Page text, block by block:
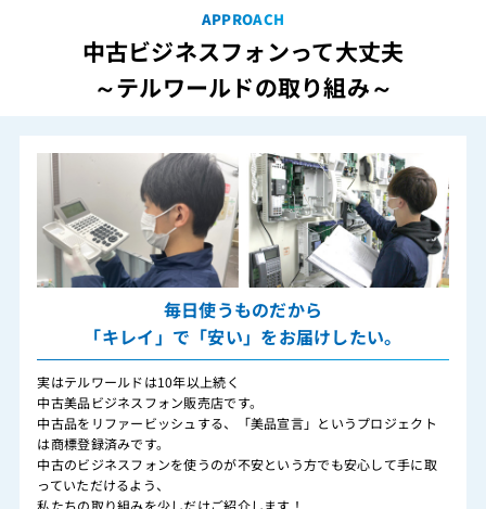
APPROACH
中古ビジネスフォンって大丈夫
～テルワールドの取り組み～
毎日使うものだから
「キレイ」で「安い」をお届けしたい。
実はテルワールドは10年以上続く
中古美品ビジネスフォン販売店です。
中古品をリファービッシュする、「美品宣言」というプロジェクト
は商標登録済みです。
中古のビジネスフォンを使うのが不安という方でも安心して手に取
っていただけるよう、
私たちの取り組みを少しだけご紹介します！